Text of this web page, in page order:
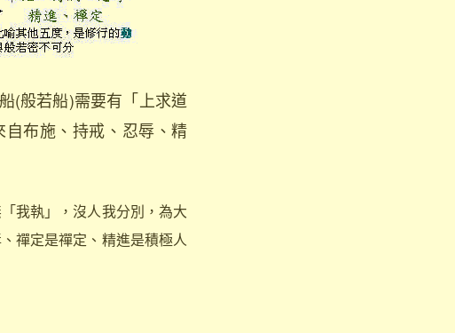
(般若船)需要有「上求道
自布施、持戒、忍辱、精
我執」，沒人我分別，為大
禪定是禪定、精進是積極人